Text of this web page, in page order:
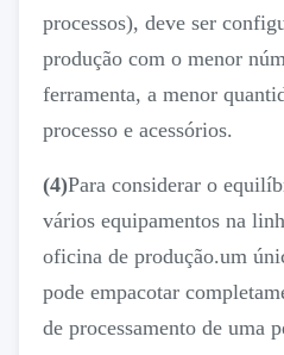
processos), deve ser
produção com o menor
ferramenta, a menor
processo e acessórios.
(4)Para considerar o
vários equipamentos na
oficina de produção.um
pode empacotar
de processamento de uma